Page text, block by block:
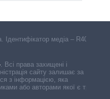
медіа – R40-
Всі права захищені і
сайту залишає за
з інформацією, яка
або авторами якої є треті